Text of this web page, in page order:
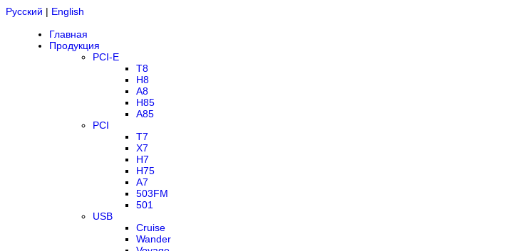
Русский | English
Главная
Продукция
PCI-E
T8
H8
A8
H85
A85
PCI
T7
X7
H7
H75
A7
503FM
501
USB
Cruise
Wander